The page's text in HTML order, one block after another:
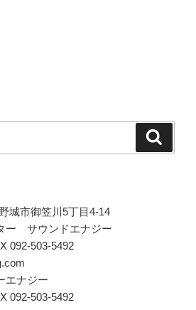
城市御笠川5丁目4-14
ー サウンドエナジー
092-503-5492
エナジー
092-503-5492